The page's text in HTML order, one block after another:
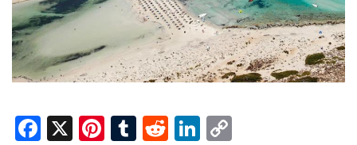
F
X
Pi T
R
Li